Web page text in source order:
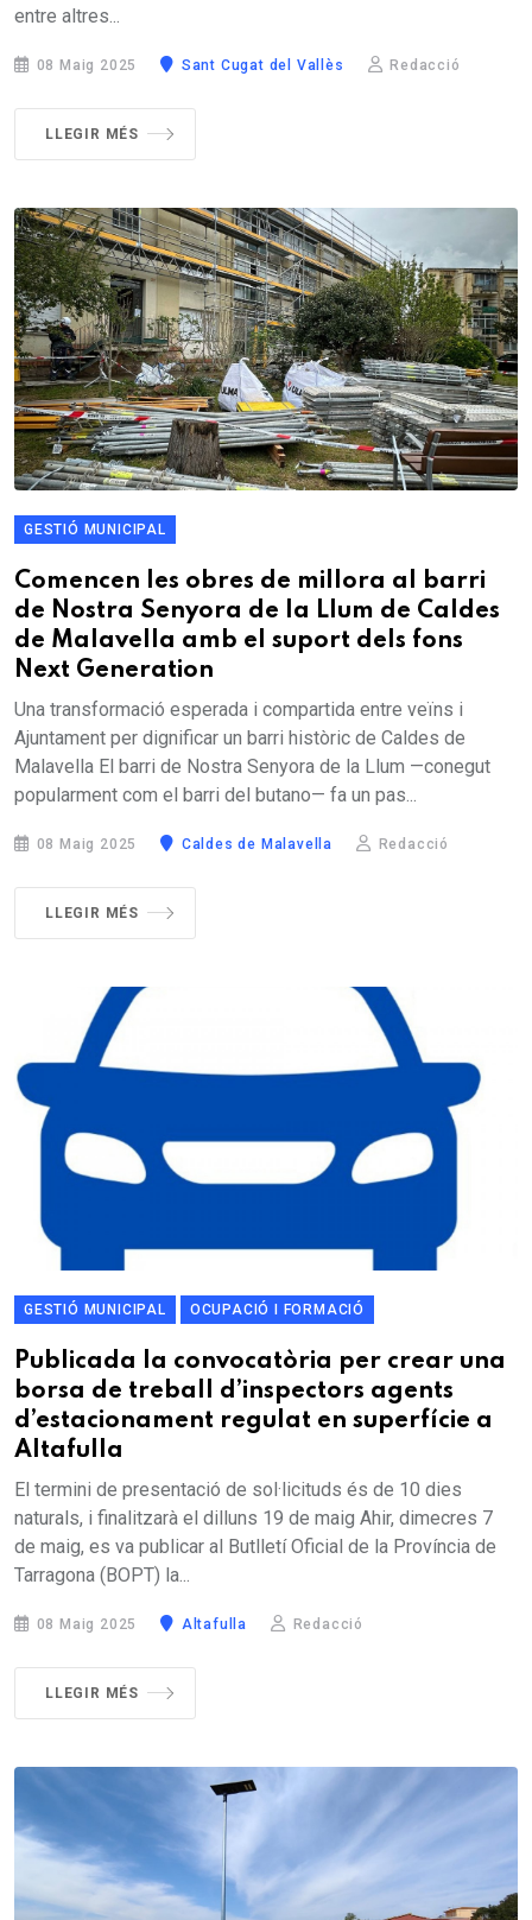
entre altres...
08 Maig 2025 Sant Cugat del Vallès Redacció
LLEGIR MÉS
GESTIÓ MUNICIPAL
Comencen les obres de millora al barri
de Nostra Senyora de la Llum de Caldes
de Malavella amb el suport dels fons
Next Generation
Una transformació esperada i compartida entre veïns i
Ajuntament per dignificar un barri històric de Caldes de
Malavella El barri de Nostra Senyora de la Llum —conegut
popularment com el barri del butano— fa un pas...
08 Maig 2025 Caldes de Malavella Redacció
LLEGIR MÉS
GESTIÓ MUNICIPAL OCUPACIÓ I FORMACIÓ
Publicada la convocatòria per crear una
borsa de treball d’inspectors agents
d’estacionament regulat en superfície a
Altafulla
El termini de presentació de sol·licituds és de 10 dies
naturals, i finalitzarà el dilluns 19 de maig Ahir, dimecres 7
de maig, es va publicar al Butlletí Oficial de la Província de
Tarragona (BOPT) la...
08 Maig 2025 Altafulla Redacció
LLEGIR MÉS